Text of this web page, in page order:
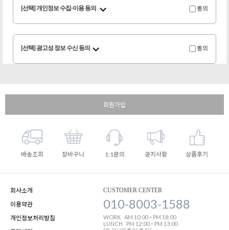
[선택] 개인정보 수집·이용 동의 동의
[선택] 광고성 정보 수신 동의 동의
회원가입
배송조회 장바구니 1:1문의 공지사항 상품후기
회사소개
이용약관
개인정보처리방침
CUSTOMER CENTER
010-8003-1588
WORK AM 10:00 ~ PM 18:00
LUNCH
PM 12:00 ~ PM 13:00